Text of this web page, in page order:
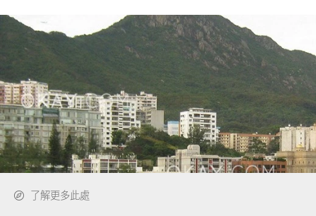
了解更多此處